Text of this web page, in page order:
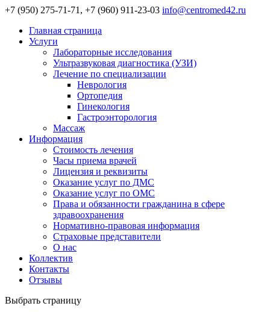
+7 (950) 275-71-71, +7 (960) 911-23-03 info@centromed42.ru
Главная страница
Услуги
Лабораторные исследования
Ультразвуковая диагностика (УЗИ)
Лечение по специализации
Неврология
Ортопедия
Гинекология
Гастроэнторология
Массаж
Информация
Стоимость лечения
Часы приема врачей
Лицензия и реквизиты
Оказание услуг по ДМС
Оказание услуг по ОМС
Права и обязанности гражданина в сфере
здравоохранения
Нормативно-правовая информация
Страховые представители
О нас
Коллектив
Контакты
Отзывы
Выбрать страницу